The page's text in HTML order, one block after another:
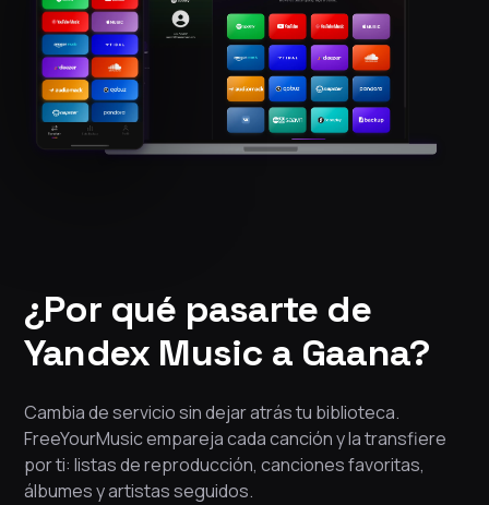
¿Por qué pasarte de
Yandex Music a Gaana?
Cambia de servicio sin dejar atrás tu biblioteca.
FreeYourMusic empareja cada canción y la transfiere
por ti: listas de reproducción, canciones favoritas,
álbumes y artistas seguidos.